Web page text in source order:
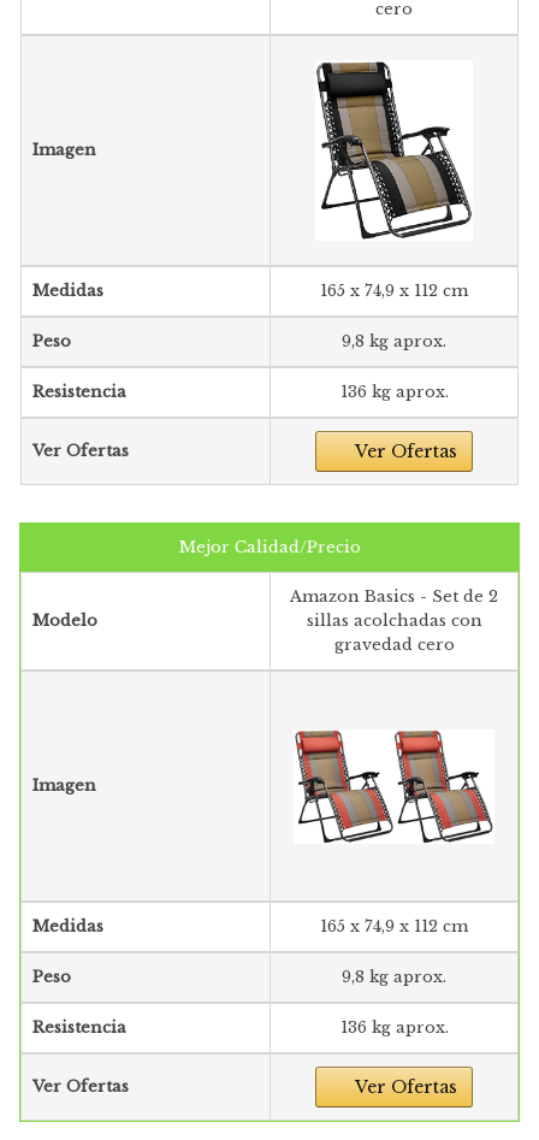
cero
Imagen
Medidas 165 x 74,9 x 112 cm
Peso 9,8 kg aprox.
Resistencia 136 kg aprox.
Ver Ofertas Ver Ofertas
Mejor Calidad/Precio
Modelo
Amazon Basics - Set de 2
sillas acolchadas con
gravedad cero
Imagen
Medidas 165 x 74,9 x 112 cm
Peso 9,8 kg aprox.
Resistencia 136 kg aprox.
Ver Ofertas Ver Ofertas